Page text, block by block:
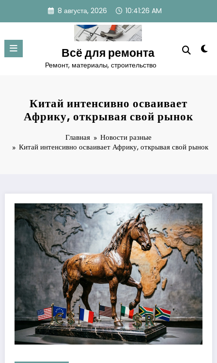
содержимому
8 августа, 2026 10:41:27 AM
Всё для ремонта
Ремонт, материалы, строительство
Китай интенсивно осваивает
Африку, открывая свой рынок
Главная
Новости разные
Китай интенсивно осваивает Африку, открывая свой рынок